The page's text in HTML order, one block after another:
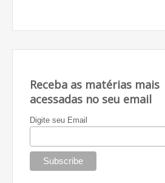
Receba as matérias mais
acessadas no seu email
Digite seu Email